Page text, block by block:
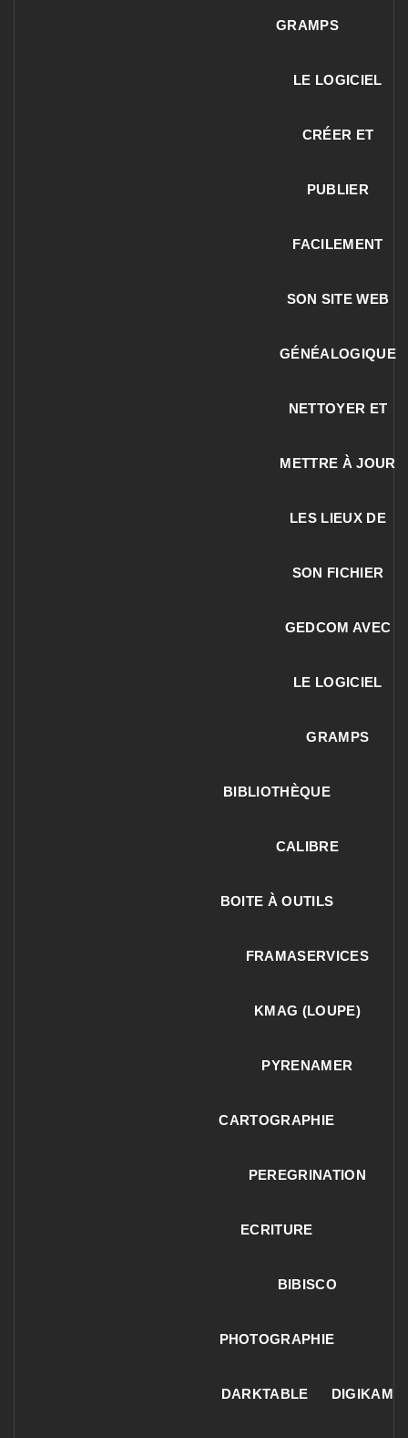
GRAMPS
LE LOGICIEL
CRÉER ET
PUBLIER
FACILEMENT
SON SITE WEB
GÉNÉALOGIQUE
NETTOYER ET
METTRE À JOUR
LES LIEUX DE
SON FICHIER
GEDCOM AVEC
LE LOGICIEL
GRAMPS
BIBLIOTHÈQUE
CALIBRE
BOITE À OUTILS
FRAMASERVICES
KMAG (LOUPE)
PYRENAMER
CARTOGRAPHIE
PEREGRINATION
ECRITURE
BIBISCO
PHOTOGRAPHIE
DARKTABLE DIGIKAM